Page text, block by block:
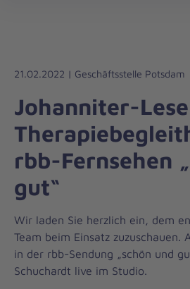
Liebe
Leben
21.02.2022 | Geschäftsstelle Potsdam
Johanniter-
rbb-Fernsehen
gut“
Wir laden Sie herzlich ein, dem
Team beim Einsatz zuzuschauen.
in der rbb-Sendung „schön und
Schuchardt live im Studio.